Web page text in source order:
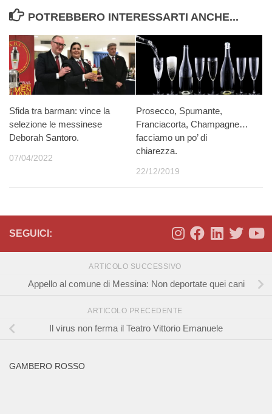
POTREBBERO INTERESSARTI ANCHE...
Sfida tra barman: vince la
selezione le messinese
Deborah Santoro.
07/04/2022
Prosecco, Spumante,
Franciacorta, Champagne…
facciamo un po’ di
chiarezza.
22/12/2019
SEGUICI:
ARTICOLO SUCCESSIVO
Appello al comune di Messina: Non deportate quei cani
ARTICOLO PRECEDENTE
Il virus non ferma il Teatro Vittorio Emanuele
GAMBERO ROSSO